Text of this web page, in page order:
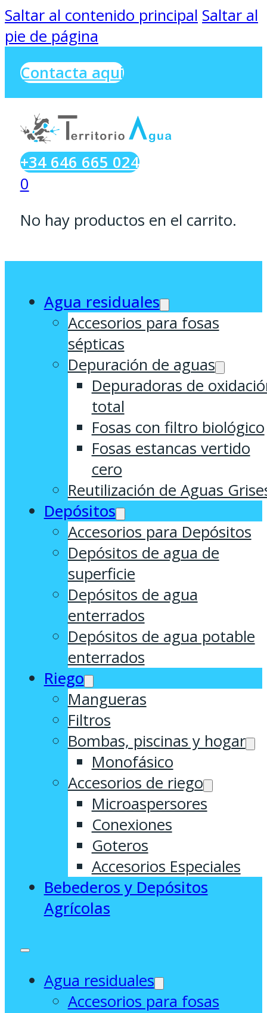
Saltar al contenido principal Saltar al
pie de página
Contacta aqui
+34 646 665 024
0
No hay productos en el carrito.
Agua residuales
Accesorios para fosas
sépticas
Depuración de aguas
Depuradoras de
total
Fosas con filtro biológico
Fosas estancas vertido
cero
Reutilización de Aguas
Depósitos
Accesorios para Depósitos
Depósitos de agua de
superficie
Depósitos de agua
enterrados
Depósitos de agua potable
enterrados
Riego
Mangueras
Filtros
Bombas, piscinas y hogar
Monofásico
Accesorios de riego
Microaspersores
Conexiones
Goteros
Accesorios Especiales
Bebederos y Depósitos
Agrícolas
Agua residuales
Accesorios para fosas